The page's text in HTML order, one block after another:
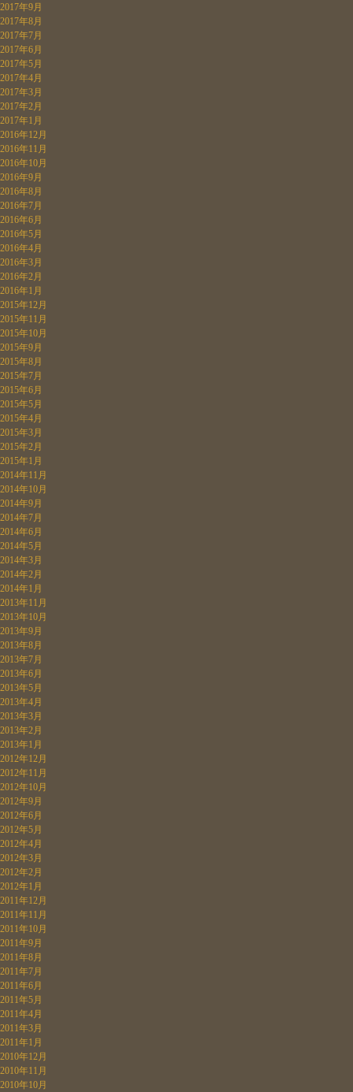
2017年9月
2017年8月
2017年7月
2017年6月
2017年5月
2017年4月
2017年3月
2017年2月
2017年1月
2016年12月
2016年11月
2016年10月
2016年9月
2016年8月
2016年7月
2016年6月
2016年5月
2016年4月
2016年3月
2016年2月
2016年1月
2015年12月
2015年11月
2015年10月
2015年9月
2015年8月
2015年7月
2015年6月
2015年5月
2015年4月
2015年3月
2015年2月
2015年1月
2014年11月
2014年10月
2014年9月
2014年7月
2014年6月
2014年5月
2014年3月
2014年2月
2014年1月
2013年11月
2013年10月
2013年9月
2013年8月
2013年7月
2013年6月
2013年5月
2013年4月
2013年3月
2013年2月
2013年1月
2012年12月
2012年11月
2012年10月
2012年9月
2012年6月
2012年5月
2012年4月
2012年3月
2012年2月
2012年1月
2011年12月
2011年11月
2011年10月
2011年9月
2011年8月
2011年7月
2011年6月
2011年5月
2011年4月
2011年3月
2011年1月
2010年12月
2010年11月
2010年10月